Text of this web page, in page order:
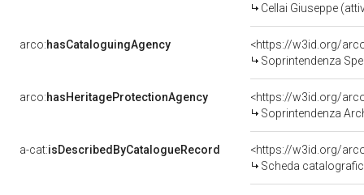
Cellai Giuseppe
arco:hasCataloguingAgency
<https://w3id.org/
Soprintendenza
arco:hasHeritageProtectionAgency
<https://w3id.org/
Soprintendenza
a-cat:isDescribedByCatalogueRecord
<https://w3id.org/
Scheda